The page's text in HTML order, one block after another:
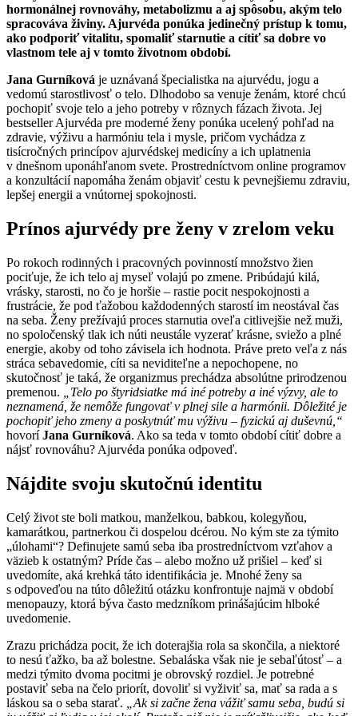
hormonálnej rovnováhy, metabolizmu a aj spôsobu, akým telo
spracováva živiny. Ajurvéda ponúka jedinečný prístup k tomu,
ako podporiť vitalitu, spomaliť starnutie a cítiť sa dobre vo
vlastnom tele aj v tomto životnom období.
Jana Gurníková je uznávaná špecialistka na ajurvédu, jogu a
vedomú starostlivosť o telo. Dlhodobo sa venuje ženám, ktoré chcú
pochopiť svoje telo a jeho potreby v rôznych fázach života. Jej
bestseller Ajurvéda pre moderné ženy ponúka ucelený pohľad na
zdravie, výživu a harmóniu tela i mysle, pričom vychádza z
tisícročných princípov ajurvédskej medicíny a ich uplatnenia
v dnešnom uponáhľanom svete. Prostredníctvom online programov
a konzultácií napomáha ženám objaviť cestu k pevnejšiemu zdraviu,
lepšej energii a vnútornej spokojnosti.
Prínos ajurvédy pre ženy v zrelom veku
Po rokoch rodinných i pracovných povinností množstvo žien
pociťuje, že ich telo aj myseľ volajú po zmene. Pribúdajú kilá,
vrásky, starosti, no čo je horšie – rastie pocit nespokojnosti a
frustrácie, že pod ťažobou každodenných starostí im neostával čas
na seba. Ženy prežívajú proces starnutia oveľa citlivejšie než muži,
no spoločenský tlak ich núti neustále vyzerať krásne, sviežo a plné
energie, akoby od toho závisela ich hodnota. Práve preto veľa z nás
stráca sebavedomie, cíti sa neviditeľne a nepochopene, no
skutočnosť je taká, že organizmus prechádza absolútne prirodzenou
premenou.
„Telo po štyridsiatke má iné potreby a iné výzvy, ale to
neznamená, že nemôže fungovať v plnej sile a harmónii. Dôležité je
pochopiť jeho zmeny a poskytnúť mu výživu – fyzickú aj duševnú,“
hovoríJana Gurníková. Ako sa teda v tomto období cítiť dobre a
nájsť rovnováhu? Ajurvéda ponúka odpoveď.
Nájdite svoju skutočnú identitu
Celý život ste boli matkou, manželkou, babkou, kolegyňou,
kamarátkou, partnerkou či dospelou dcérou. No kým ste za týmito
„úlohami“? Definujete samú seba iba prostredníctvom vzťahov a
väzieb k ostatným? Príde čas – alebo možno už prišiel – keď si
uvedomíte, aká krehká táto identifikácia je. Mnohé ženy sa
s odpoveďou na túto dôležitú otázku konfrontuje najmä v období
menopauzy, ktorá býva často medzníkom prinášajúcim hlboké
uvedomenie.
Zrazu prichádza pocit, že ich doterajšia rola sa skončila, a niektoré
to nesú ťažko, ba až bolestne. Sebaláska však nie je sebaľútosť – a
medzi týmito dvoma pocitmi je obrovský rozdiel. Je potrebné
postaviť seba na čelo priorít, dovoliť si vyživiť sa, mať sa rada a s
láskou sa o seba starať.
„Ak si začne žena vážiť samu seba, budú si